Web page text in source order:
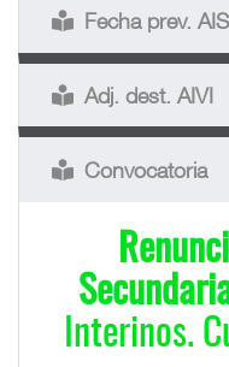
Fecha prev.
Adj. dest. AIVI
Convocatoria
Interinos.